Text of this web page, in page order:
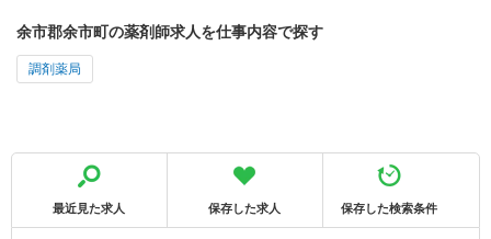
余市郡余市町の薬剤師求人を仕事内容で探す
調剤薬局
最近見た求人 保存した求人 保存した検索条件